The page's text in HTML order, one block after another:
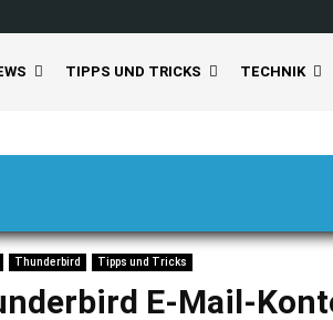
TIPPS UND TRICKS TECHNIK
Thunderbird Tipps und Tricks
E-Mail-